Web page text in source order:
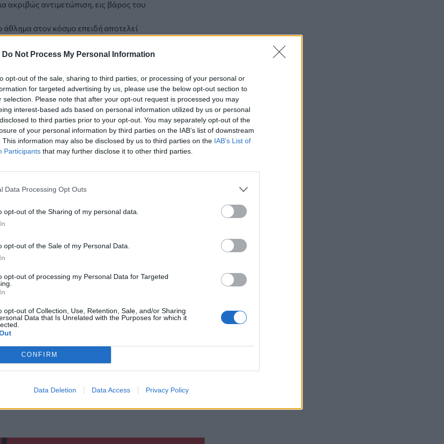
Do Not Process My Personal Information
opt-out of the sale, sharing to third parties, or processing of your personal or
for targeted advertising by us, please use the below opt-out section to
selection. Please note that after your opt-out request is processed you may
interest-based ads based on personal information utilized by us or personal
to third parties prior to your opt-out. You may separately opt-out of the
of your personal information by third parties on the IAB’s list of downstream
This information may also be disclosed by us to third parties on the IAB’s List of
Participants that may further disclose it to other third parties.
Data Processing Opt Outs
opt-out of the Sharing of my personal data.
opt-out of the Sale of my Personal Data.
opt-out of processing my Personal Data for Targeted
opt-out of Collection, Use, Retention, Sale, and/or Sharing
Data that Is Unrelated with the Purposes for which it
CONFIRM
Data Deletion Data Access Privacy Policy
ακριβώς αντιμετώπιση, εις βάρος του
στον κόσμο επειδή αποτελεί
καθώς παίζεται παντού με τους
ποτέ μεμονωμένο φαινόμενο και,
Κύπελλο, μπορεί να έχει θετικές ή
στο σύνολό του.
πρωτοφανή, ακατανόητη και
Σηφάκης του ΝΟΓΚ
από ματσάρα
παραμάζωμα τη Βραζιλία και η
μας στο YouTube
συμβίωνε με αγέλη λύκων